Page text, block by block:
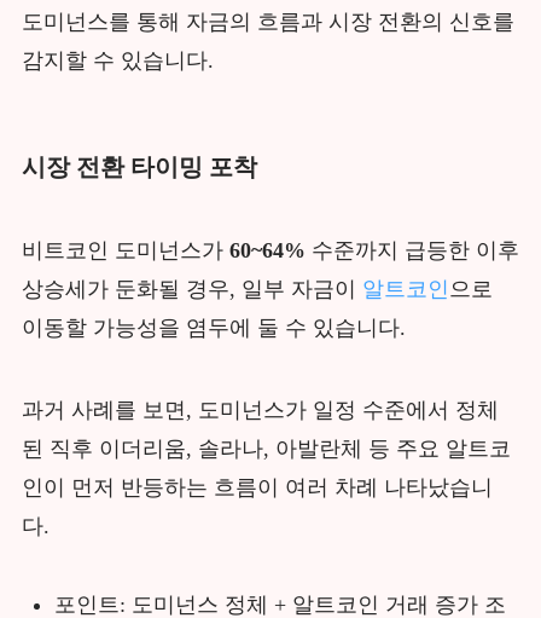
도미넌스를 통해 자금의 흐름과 시장 전환의 신호를
감지할 수 있습니다.
시장 전환 타이밍 포착
비트코인 도미넌스가 60~64% 수준까지 급등한 이후
상승세가 둔화될 경우, 일부 자금이 알트코인으로
이동할 가능성을 염두에 둘 수 있습니다.
과거 사례를 보면, 도미넌스가 일정 수준에서 정체
된 직후 이더리움, 솔라나, 아발란체 등 주요 알트코
인이 먼저 반등하는 흐름이 여러 차례 나타났습니
다.
포인트: 도미넌스 정체 + 알트코인 거래 증가 조